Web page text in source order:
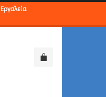
Εργαλεία